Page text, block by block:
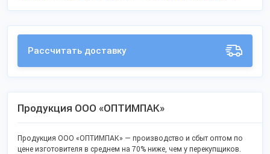
Рассчитать доставку
Продукция ООО «ОПТИМПАК»
Продукция ООО «ОПТИМПАК» — производство и сбыт оптом по
цене изготовителя в среднем на 70% ниже, чем у перекупщиков.